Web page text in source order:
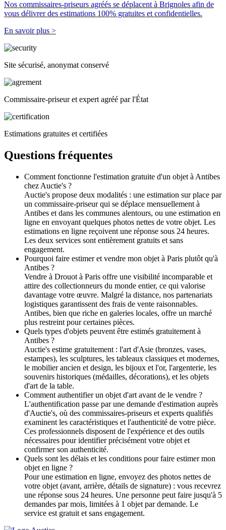
Nos commissaires-priseurs agréés se déplacent à Brignoles afin de
vous délivrer des estimations 100% gratuites et confidentielles.
En savoir plus >
Site sécurisé, anonymat conservé
Commissaire-priseur et expert agréé par l'État
Estimations gratuites et certifiées
Questions fréquentes
Comment fonctionne l'estimation gratuite d'un objet à Antibes
chez Auctie's ?
Auctie's propose deux modalités : une estimation sur place par
un commissaire-priseur qui se déplace mensuellement à
Antibes et dans les communes alentours, ou une estimation en
ligne en envoyant quelques photos nettes de votre objet. Les
estimations en ligne reçoivent une réponse sous 24 heures.
Les deux services sont entièrement gratuits et sans
engagement.
Pourquoi faire estimer et vendre mon objet à Paris plutôt qu'à
Antibes ?
Vendre à Drouot à Paris offre une visibilité incomparable et
attire des collectionneurs du monde entier, ce qui valorise
davantage votre œuvre. Malgré la distance, nos partenariats
logistiques garantissent des frais de vente raisonnables.
Antibes, bien que riche en galeries locales, offre un marché
plus restreint pour certaines pièces.
Quels types d'objets peuvent être estimés gratuitement à
Antibes ?
Auctie's estime gratuitement : l'art d'Asie (bronzes, vases,
estampes), les sculptures, les tableaux classiques et modernes,
le mobilier ancien et design, les bijoux et l'or, l'argenterie, les
souvenirs historiques (médailles, décorations), et les objets
d'art de la table.
Comment authentifier un objet d'art avant de le vendre ?
L'authentification passe par une demande d'estimation auprès
d'Auctie's, où des commissaires-priseurs et experts qualifiés
examinent les caractéristiques et l'authenticité de votre pièce.
Ces professionnels disposent de l'expérience et des outils
nécessaires pour identifier précisément votre objet et
confirmer son authenticité.
Quels sont les délais et les conditions pour faire estimer mon
objet en ligne ?
Pour une estimation en ligne, envoyez des photos nettes de
votre objet (avant, arrière, détails de signature) : vous recevrez
une réponse sous 24 heures. Une personne peut faire jusqu'à 5
demandes par mois, limitées à 1 objet par demande. Le
service est gratuit et sans engagement.